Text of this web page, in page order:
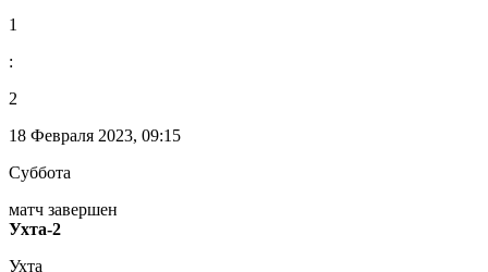
1
:
2
18 Февраля 2023, 09:15
Суббота
матч завершен
Ухта-2
Ухта